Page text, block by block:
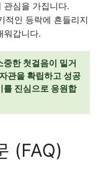
관심을 가집니다.
적인 등락에 흔들리지
워갑니다.
한 첫걸음이 밑거
관을 확립하고 성공
를 진심으로 응원합
(FAQ)